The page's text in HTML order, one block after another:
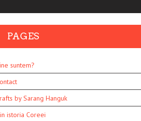
PAGES
suntem?
by Sarang Hanguk
istoria Coreei